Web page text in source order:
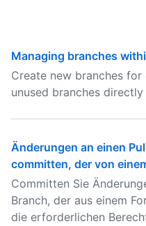
Managing branches
Create new branches
unused branches
Änderungen an einen
committen, der von
Committen Sie
Branch, der aus einem
die erforderlichen